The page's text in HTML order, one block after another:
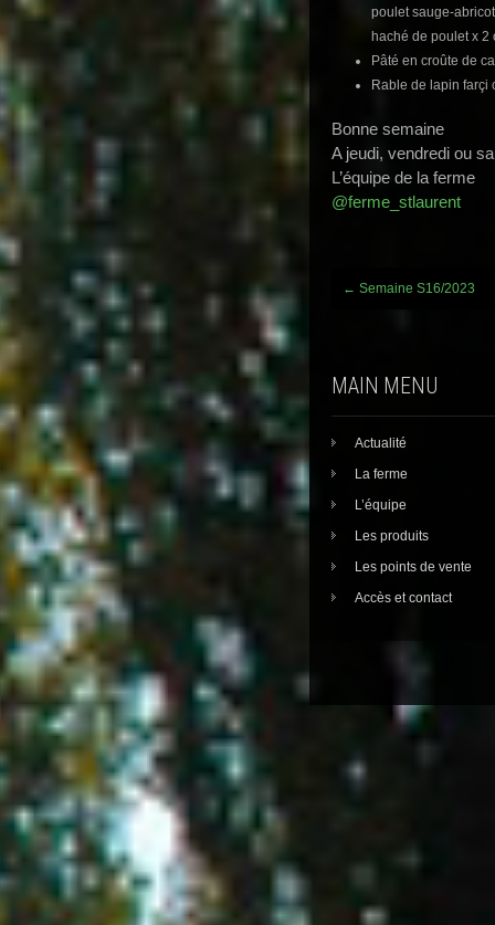
poulet sauge-
haché de poulet x 2
Pâté en croûte de
Rable de lapin farçi
Bonne semaine
A jeudi, vendredi ou
L’équipe de la ferme
@ferme_stlaurent
Post
← Semaine S16/2023
MAIN MENU
Actualité
La ferme
L’équipe
Les produits
Les points de vente
Accès et contact